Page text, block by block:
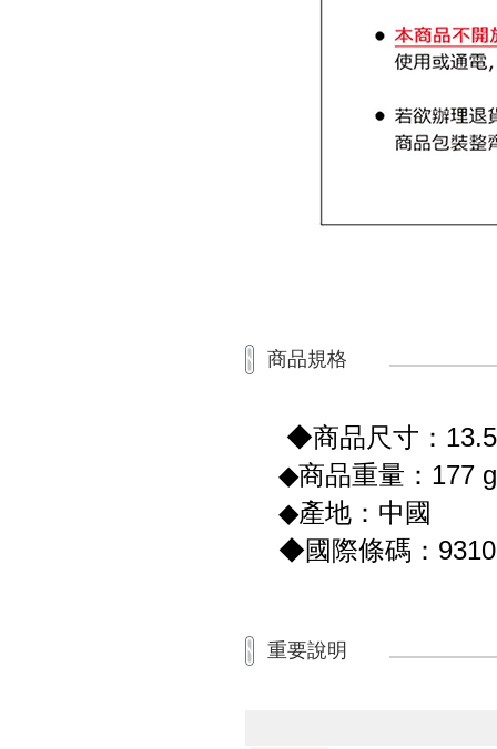
商品規格
◆商品尺寸：
◆商品重量：177 g
◆產地：中國
◆國際條碼：
重要說明